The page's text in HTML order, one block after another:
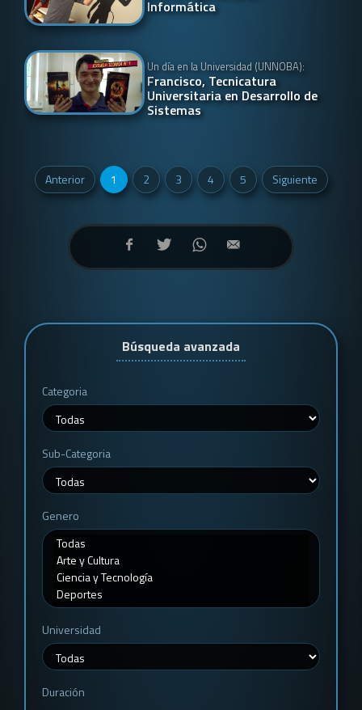
Informática
Un día en la Universidad (UNNOBA):
Francisco, Tecnicatura
Universitaria en Desarrollo de
Sistemas
Anterior 1 2 3 4 5 Siguiente
Búsqueda avanzada
Categoria
Sub-Categoria
Genero
Universidad
Duración